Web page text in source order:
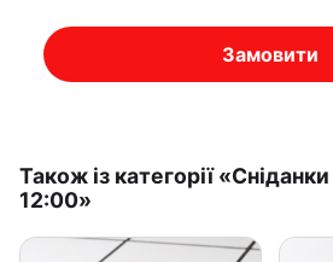
Замовити
Також із категорії
12:00»